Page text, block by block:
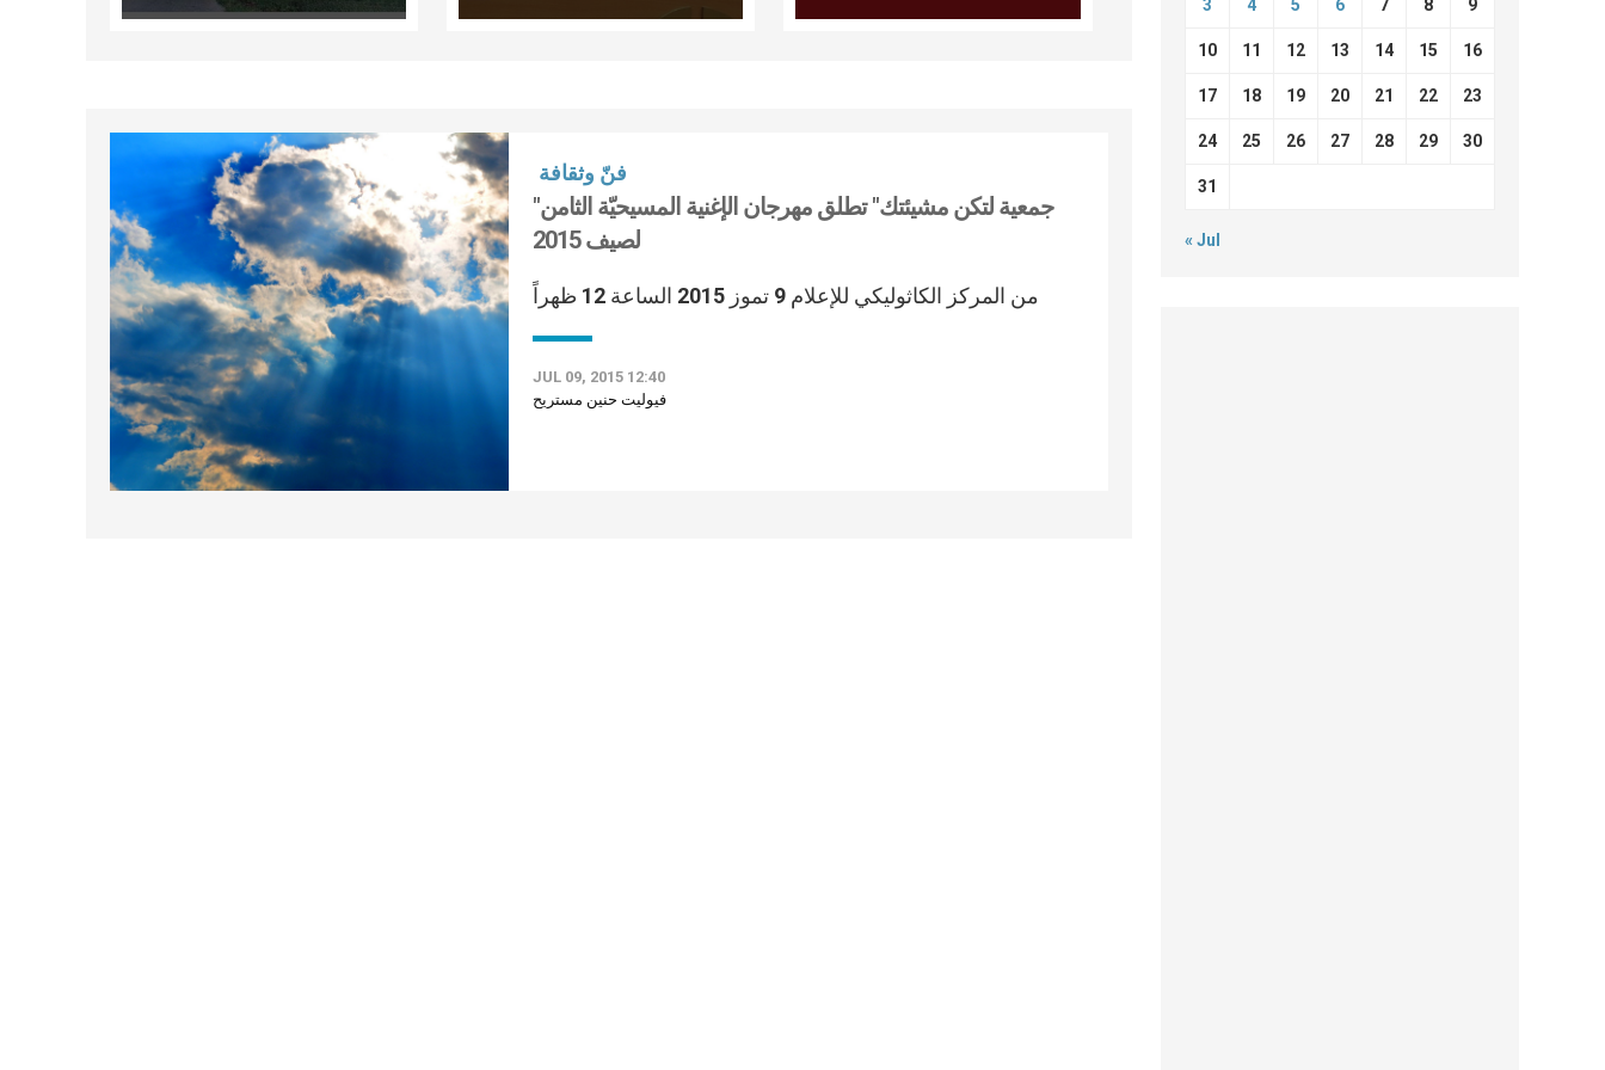
سيما ان بلادنا تتعثر منذ
فنّ وثقافة
"جمعية لتكن مشيئتك" تطلق مهرجان الإغنية المسيحيّة الثامن
لصيف 2015
من المركز الكاثوليكي للإعلام 9 تموز 2015 الساعة 12 ظهراً
JUL 09, 2015 12:40
فيوليت حنين مستريح
3 4 5 6 7 8 9
10 11 12 13 14 15 16
17 18 19 20 21 22 23
24 25 26 27 28 29 30
31
« Jul